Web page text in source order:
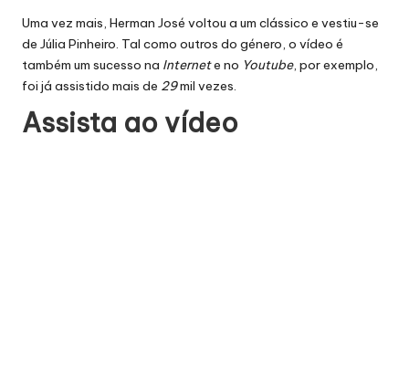
Uma vez mais, Herman José voltou a um clássico e vestiu-se
de Júlia Pinheiro. Tal como outros do género, o vídeo é
também um sucesso na Internete no Youtube, por exemplo,
foi já assistido mais de 29mil vezes.
Assista ao vídeo